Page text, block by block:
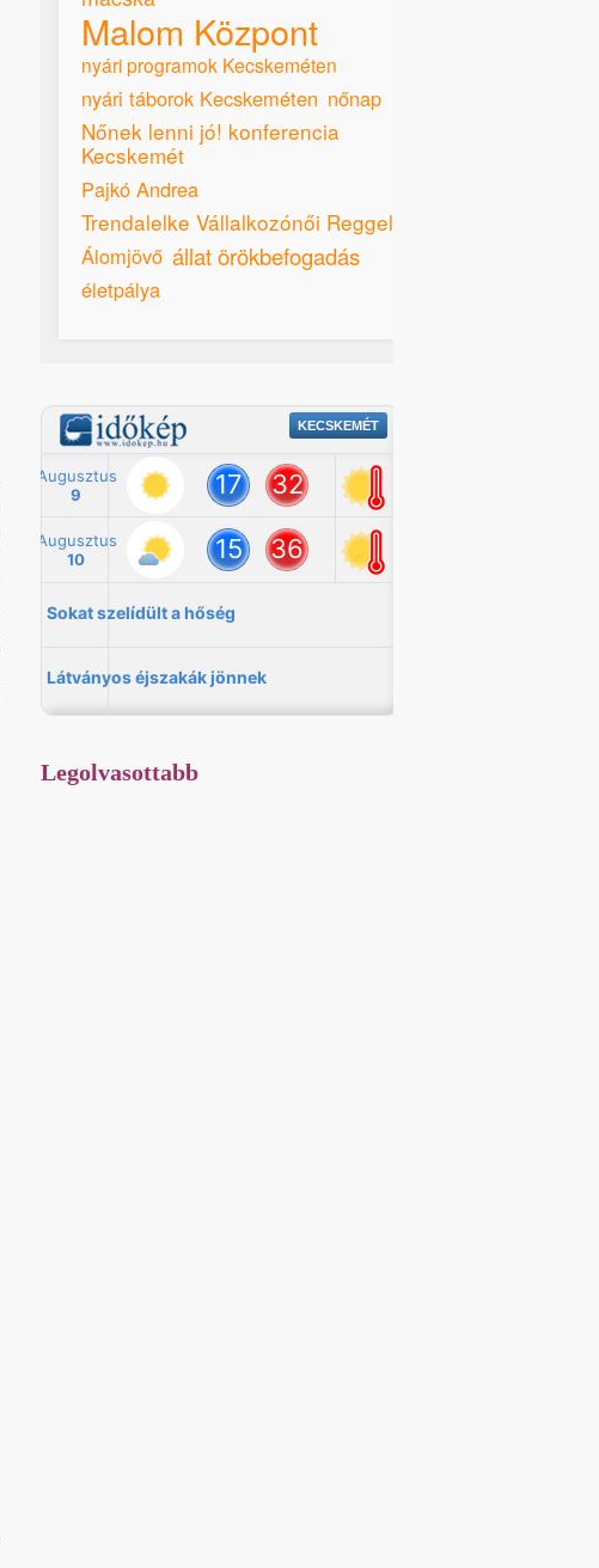
Malom Központ
nyári programok Kecskeméten
nyári táborok Kecskeméten nőnap
Nőnek lenni jó! konferencia
Kecskemét
Pajkó Andrea
Trendalelke Vállalkozónői Reggeli
Álomjövő állat örökbefogadás
életpálya
Legolvasottabb